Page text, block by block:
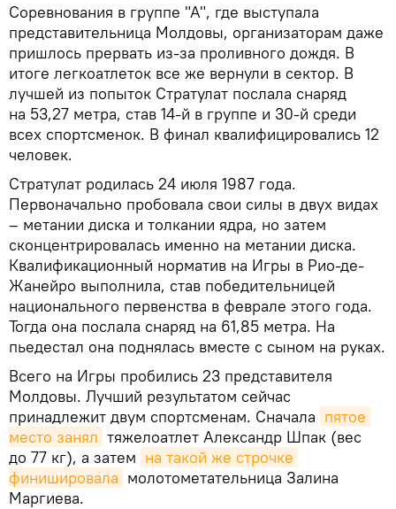
Соревнования в группе "А", где выступала
представительница Молдовы, организаторам даже
пришлось прервать из-за проливного дождя. В
итоге легкоатлеток все же вернули в сектор. В
лучшей из попыток Стратулат послала снаряд
на 53,27 метра, став 14-й в группе и 30-й среди
всех спортсменок. В финал квалифицировались 12
человек.
Стратулат родилась 24 июля 1987 года.
Первоначально пробовала свои силы в двух видах
– метании диска и толкании ядра, но затем
сконцентрировалась именно на метании диска.
Квалификационный норматив на Игры в Рио-де-
Жанейро выполнила, став победительницей
национального первенства в феврале этого года.
Тогда она послала снаряд на 61,85 метра. На
пьедестал она поднялась вместе с сыном на руках.
Всего на Игры пробились 23 представителя
Молдовы. Лучший результатом сейчас
принадлежит двум спортсменам. Сначала пятое
место занял тяжелоатлет Александр Шпак (вес
до 77 кг), а затем на такой же строчке
финишировала молотометательница Залина
Маргиева.